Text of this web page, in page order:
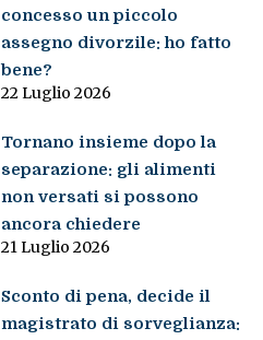
concesso un piccolo
assegno divorzile: ho fatto
bene?
22 Luglio 2026
Tornano insieme dopo la
separazione: gli alimenti
non versati si possono
ancora chiedere
21 Luglio 2026
Sconto di pena, decide il
magistrato di sorveglianza: